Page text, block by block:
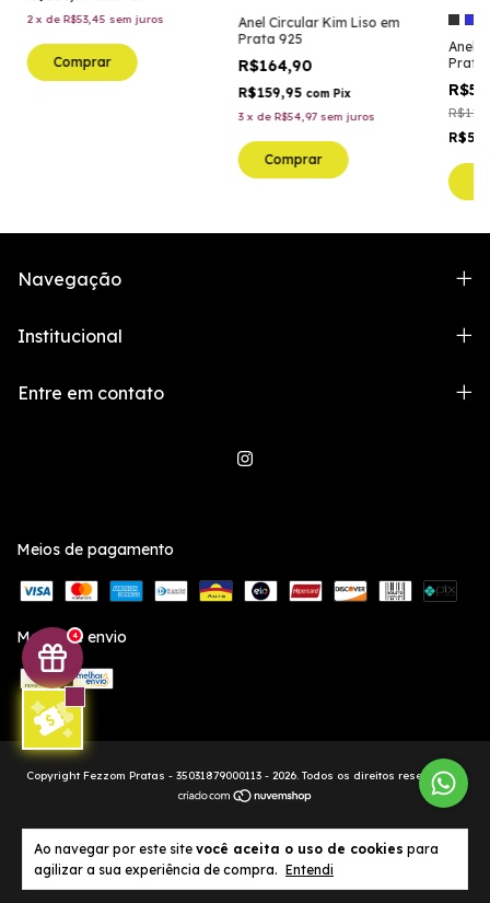
4
Ao navegar por este site você aceita o uso de cookies para
agilizar a sua experiência de compra. Entendi
2 x de R$53,45 sem juros
Comprar
Anel Circular Kim Liso em
Prata 925
R$164,90
R$159,95 com Pix
3 x de R$54,97 sem juros
Comprar
Anel
Prata
Navegação
Institucional
Entre em contato
Meios de pagamento
Meios de envio
Copyright Fezzom Pratas - 35031879000113 - 2026. Todos os direitos reservados.